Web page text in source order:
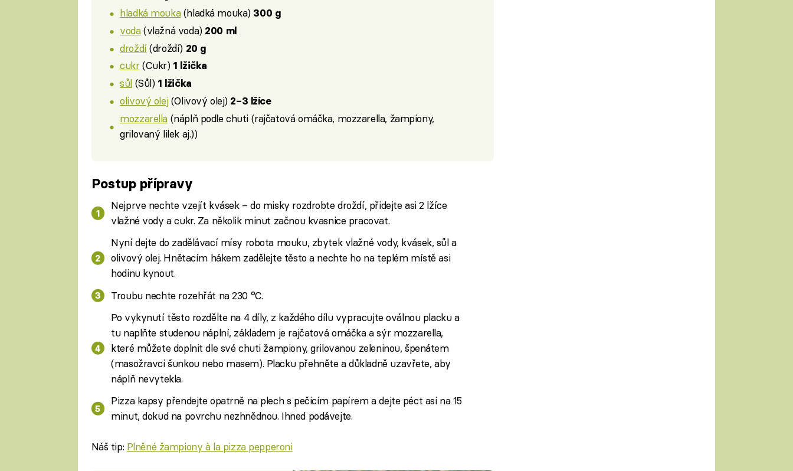
hladká mouka(hladká mouka) 300 g
voda(vlažná voda) 200 ml
droždí(droždí) 20 g
cukr(Cukr) 1 lžička
sůl(Sůl) 1 lžička
olivový olej(Olivový olej) 2–3 lžíce
mozzarella (náplň podle chuti (rajčatová omáčka, mozzarella, žampiony,
grilovaný lilek aj.))
Postup přípravy
Nejprve nechte vzejít kvásek – do misky rozdrobte droždí, přidejte asi 2 lžíce
vlažné vody a cukr. Za několik minut začnou kvasnice pracovat.
Nyní dejte do zadělávací mísy robota mouku, zbytek vlažné vody, kvásek, sůl a
olivový olej. Hnětacím hákem zadělejte těsto a nechte ho na teplém místě asi
hodinu kynout.
Troubu nechte rozehřát na 230 °C.
Po vykynutí těsto rozdělte na 4 díly, z každého dílu vypracujte oválnou placku a
tu naplňte studenou náplní, základem je rajčatová omáčka a sýr mozzarella,
které můžete doplnit dle své chuti žampiony, grilovanou zeleninou, špenátem
(masožravci šunkou nebo masem). Placku přehněte a důkladně uzavřete, aby
náplň nevytekla.
Pizza kapsy přendejte opatrně na plech s pečicím papírem a dejte péct asi na 15
minut, dokud na povrchu nezhnědnou. Ihned podávejte.
Náš tip: Plněné žampiony à la pizza pepperoni